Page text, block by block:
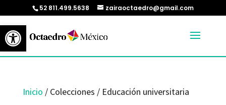
Abrir barra de herramientas
52 811.499.5638 zairaoctaedro@gmail.com
Inicio / Colecciones / Educación universitaria